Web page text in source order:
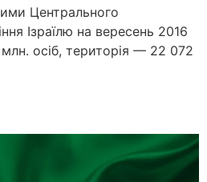
Центрального
Ізраїлю на вересень 2016
осіб, територія — 22 072